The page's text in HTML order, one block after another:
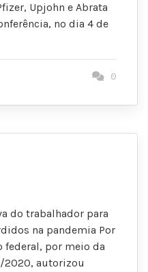
Upjohn e Abrata
no dia 4 de
0
do trabalhador para
na pandemia Por
federal, por meio da
2020, autorizou